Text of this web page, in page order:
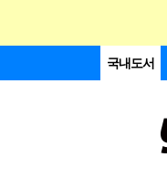
국내도서